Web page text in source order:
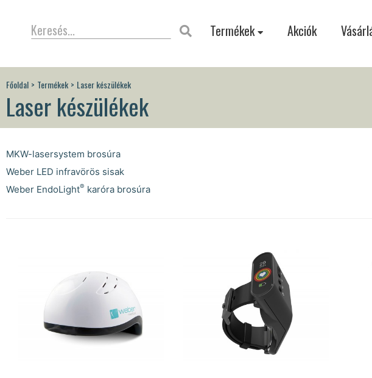
Termékek Akciók
Főoldal Termékek Laser készülékek
Laser készülékek
MKW-lasersystem brosúra
Weber LED infravörös sisak
Weber EndoLight® karóra brosúra